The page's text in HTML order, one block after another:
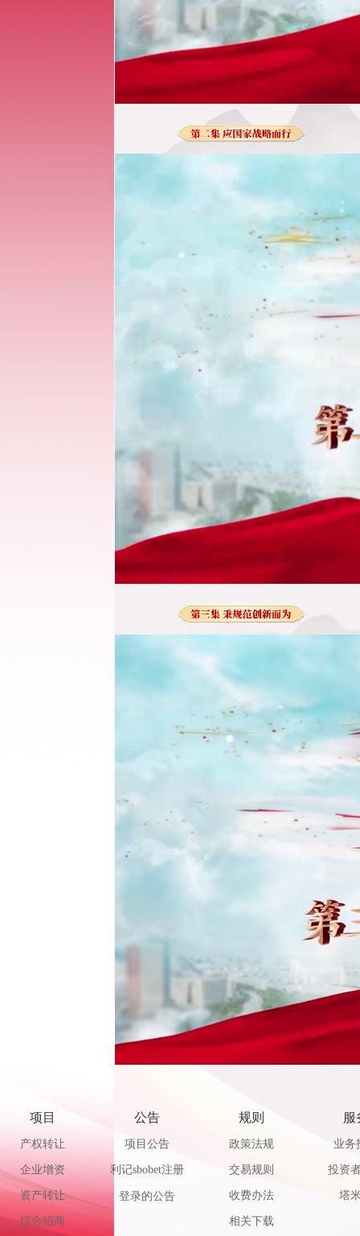
项目
产权转让
企业增资
资产转让
综合招商
公告
项目公告
利记sbobet注册
登录的公告
规则
政策法规
交易规则
收费办法
相关下载
服
业务
投资
塔